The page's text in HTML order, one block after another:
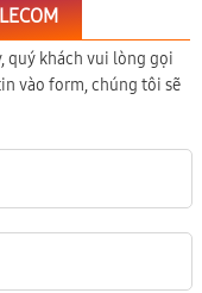
quý khách vui lòng gọi
vào form, chúng tôi sẽ